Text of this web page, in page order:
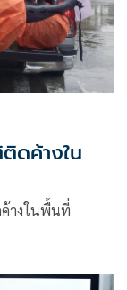
ดค้างใน
ค้างในพื้นที่